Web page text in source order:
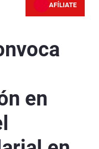
AFÍLIATE
en